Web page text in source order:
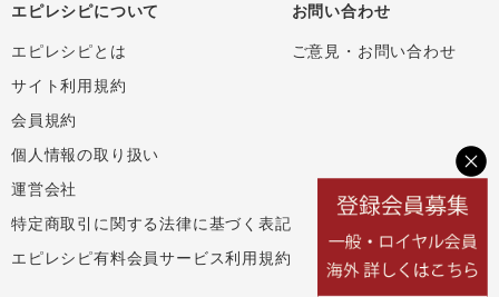
エピレシピについて
エピレシピとは
サイト利用規約
会員規約
個人情報の取り扱い
運営会社
特定商取引に関する法律に基づく表記
エピレシピ有料会員サービス利用規約
お問い合わせ
ご意見・お問い合わせ